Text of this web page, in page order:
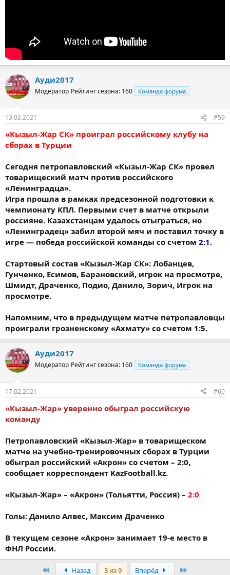
Ауди2017
Модератор Рейтинг сезона: 160 Команда форума
13.02.2021 #59
«Кызыл-Жар СК» проиграл российскому клубу на
сборах в Турции
Сегодня петропавловский «Кызыл-Жар СК» провел
товарищеский матч против российского
«Ленинградца».
Игра прошла в рамках предсезонной подготовки к
чемпионату КПЛ. Первыми счет в матче открыли
россияне. Казахстанцам удалось отыграться, но
«Ленинградец» забил второй мяч и поставил точку в
игре — победа российской команды со счетом 2:1.
Стартовый состав «Кызыл-Жар СК»: Лобанцев,
Гунченко, Есимов, Барановский, игрок на просмотре,
Шмидт, Драченко, Подио, Данило, Зорич, Игрок на
просмотре.
Напомним, что в предыдущем матче петропавловцы
проиграли грозненскому «Ахмату» со счетом 1:5.
Ауди2017
Модератор Рейтинг сезона: 160 Команда форума
17.02.2021 #60
«Кызыл-Жар» уверенно обыграл российскую
команду
Петропавловский «Кызыл-Жар» в товарищеском
матче на учебно-тренировочных сборах в Турции
обыграл российский «Акрон» со счетом – 2:0,
сообщает корреспондент KazFootball.kz.
«Кызыл-Жар» – «Акрон» (Тольятти, Россия) – 2:0
Голы: Данило Алвес, Максим Драченко
В текущем сезоне «Акрон» занимает 19-е место в
ФНЛ России.
ПервыйНазад 3 из 9 Вперёд